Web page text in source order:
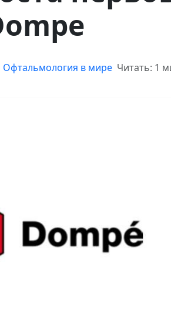
Офтальмология в мире Читать: 1